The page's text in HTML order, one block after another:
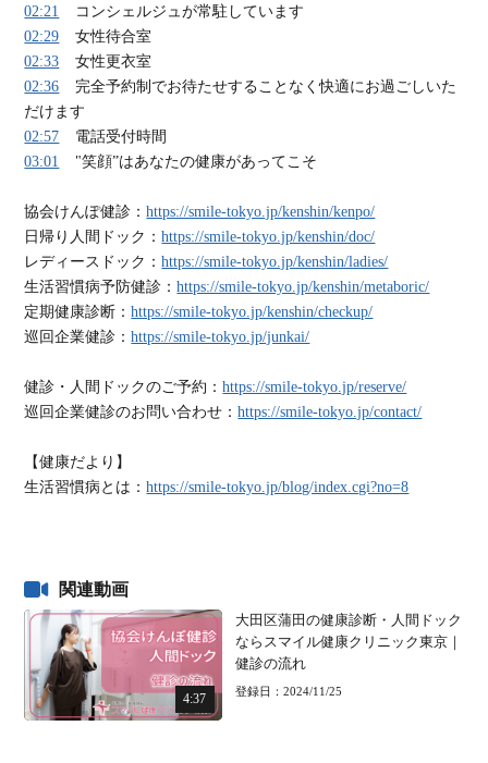
02:21
コンシェルジュが常駐しています
02:29
女性待合室
02:33
女性更衣室
02:36
完全予約制でお待たせすることなく快適にお過ごしいた
だけます
02:57
電話受付時間
03:01
"笑顔”はあなたの健康があってこそ
協会けんぽ健診：https://smile-tokyo.jp/kenshin/kenpo/
日帰り人間ドック：https://smile-tokyo.jp/kenshin/doc/
レディースドック：https://smile-tokyo.jp/kenshin/ladies/
生活習慣病予防健診：https://smile-tokyo.jp/kenshin/metaboric/
定期健康診断：https://smile-tokyo.jp/kenshin/checkup/
巡回企業健診：https://smile-tokyo.jp/junkai/
健診・人間ドックのご予約：https://smile-tokyo.jp/reserve/
巡回企業健診のお問い合わせ：https://smile-tokyo.jp/contact/
【健康だより】
生活習慣病とは：https://smile-tokyo.jp/blog/index.cgi?no=8
関連動画
4:37
大田区蒲田の健康診断・人間ドック
ならスマイル健康クリニック東京｜
健診の流れ
登録日：2024/11/25